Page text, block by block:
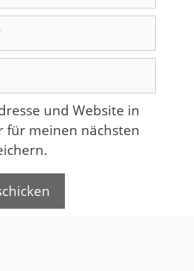
und Website in
für meinen nächsten